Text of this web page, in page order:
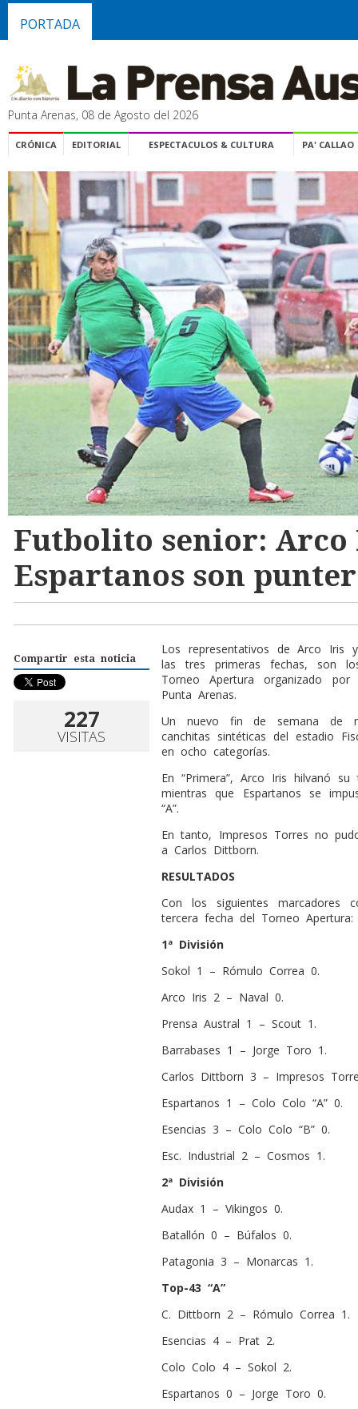
PORTADA
Punta Arenas, 08 de Agosto del 2026
CRÓNICA EDITORIAL ESPECTACULOS & CULTURA PA' CALLAO
Futbolito senior: Arco
Espartanos son
Compartir esta noticia
227
VISITAS
Los representativos de Arco Iris
las tres primeras fechas, son
Torneo Apertura organizado
Punta Arenas.
Un nuevo fin de semana de
canchitas sintéticas del estadio
en ocho categorías.
En “Primera”, Arco Iris hilvanó
mientras que Espartanos se
“A”.
En tanto, Impresos Torres no
a Carlos Dittborn.
RESULTADOS
Con los siguientes
tercera fecha del Torneo Apertura:
1ª División
Sokol 1 – Rómulo Correa 0.
Arco Iris 2 – Naval 0.
Prensa Austral 1 – Scout 1.
Barrabases 1 – Jorge Toro 1.
Carlos Dittborn 3 – Impresos
Espartanos 1 – Colo Colo “A” 0.
Esencias 3 – Colo Colo “B” 0.
Esc. Industrial 2 – Cosmos 1.
2ª División
Audax 1 – Vikingos 0.
Batallón 0 – Búfalos 0.
Patagonia 3 – Monarcas 1.
Top-43 “A”
C. Dittborn 2 – Rómulo Correa 1.
Esencias 4 – Prat 2.
Colo Colo 4 – Sokol 2.
Espartanos 0 – Jorge Toro 0.